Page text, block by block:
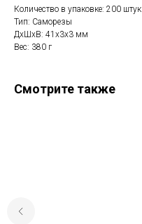
Количество в упаковке: 200 штук
Тип: Саморезы
ДxШxВ: 41x3x3 мм
Вес: 380 г
Смотрите также